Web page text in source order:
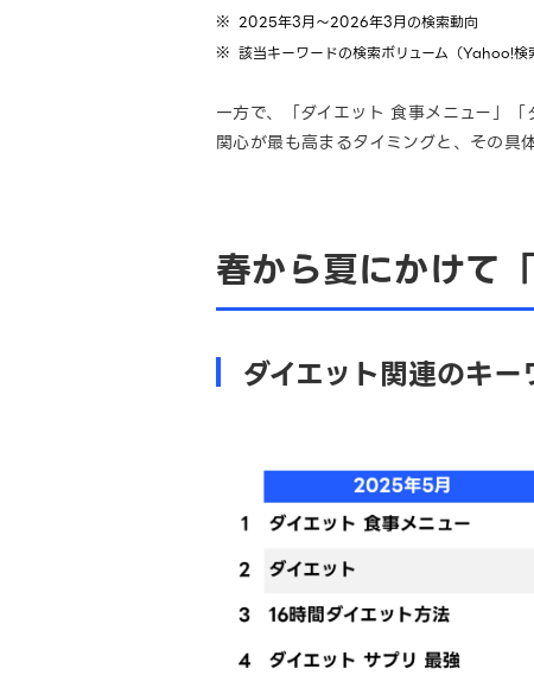
2025年3月～2026年3月の検索動向
該当キーワードの検索ボリューム（Yahoo!
一方で、「ダイエット 食事メニュー」
関心が最も高まるタイミングと、その具
春から夏にかけて
ダイエット関連のキ